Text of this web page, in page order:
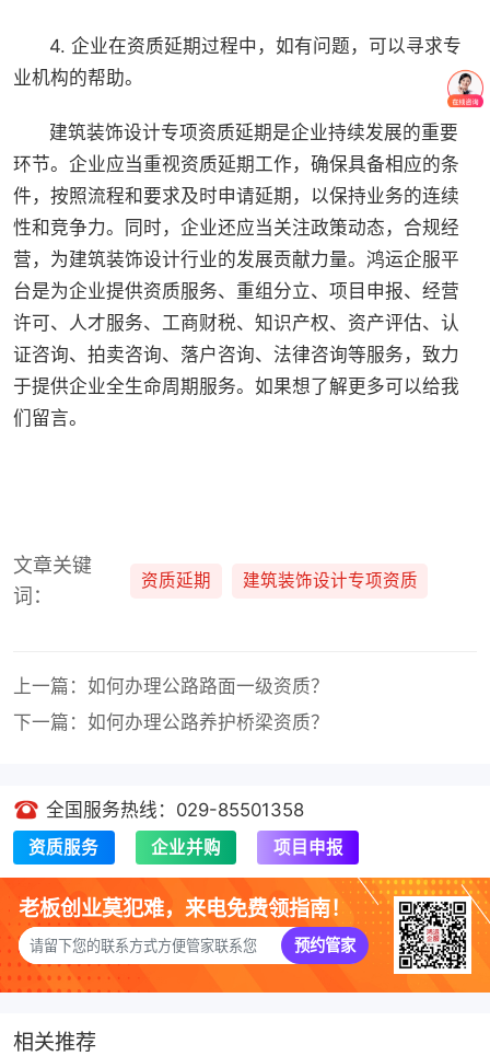
4. 企业在资质延期过程中，如有问题，可以寻求专
业机构的帮助。
建筑装饰设计专项资质延期是企业持续发展的重要
环节。企业应当重视资质延期工作，确保具备相应的条
件，按照流程和要求及时申请延期，以保持业务的连续
性和竞争力。同时，企业还应当关注政策动态，合规经
营，为建筑装饰设计行业的发展贡献力量。鸿运企服平
台是为企业提供资质服务、重组分立、项目申报、经营
许可、人才服务、工商财税、知识产权、资产评估、认
证咨询、拍卖咨询、落户咨询、法律咨询等服务，致力
于提供企业全生命周期服务。如果想了解更多可以给我
们留言。
文章关键
词：
资质延期 建筑装饰设计专项资质
上一篇：如何办理公路路面一级资质？
下一篇：如何办理公路养护桥梁资质？
全国服务热线：029-85501358
资质服务 企业并购 项目申报
老板创业莫犯难，来电免费领指南！
预约管家
相关推荐